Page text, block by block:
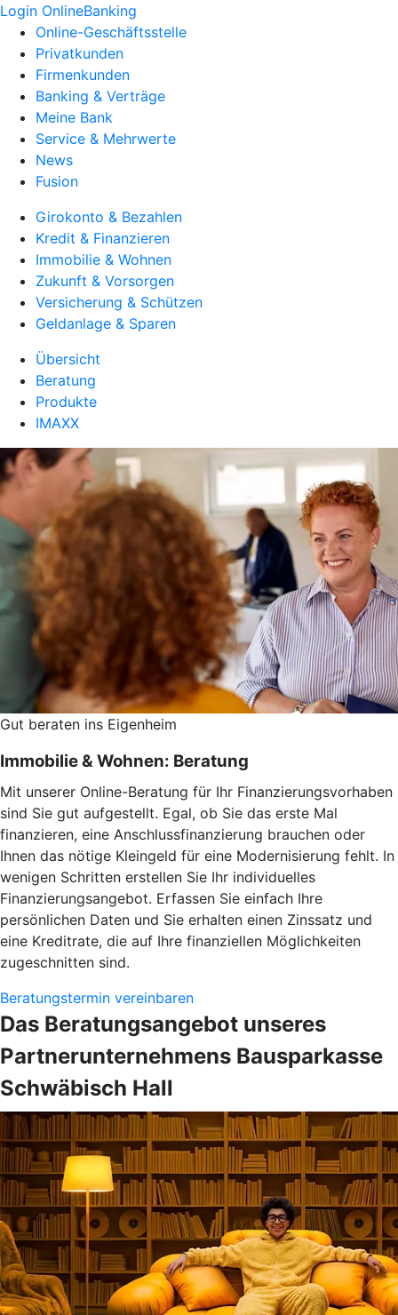
Login OnlineBanking
Online-Geschäftsstelle
Privatkunden
Firmenkunden
Banking & Verträge
Meine Bank
Service & Mehrwerte
News
Fusion
Girokonto & Bezahlen
Kredit & Finanzieren
Immobilie & Wohnen
Zukunft & Vorsorgen
Versicherung & Schützen
Geldanlage & Sparen
Übersicht
Beratung
Produkte
IMAXX
Gut beraten ins Eigenheim
Immobilie & Wohnen: Beratung
Mit unserer Online-Beratung für Ihr Finanzierungsvorhaben
sind Sie gut aufgestellt. Egal, ob Sie das erste Mal
finanzieren, eine Anschlussfinanzierung brauchen oder
Ihnen das nötige Kleingeld für eine Modernisierung fehlt. In
wenigen Schritten erstellen Sie Ihr individuelles
Finanzierungsangebot. Erfassen Sie einfach Ihre
persönlichen Daten und Sie erhalten einen Zinssatz und
eine Kreditrate, die auf Ihre finanziellen Möglichkeiten
zugeschnitten sind.
Beratungstermin vereinbaren
Das Beratungsangebot unseres
Partnerunternehmens Bausparkasse
Schwäbisch Hall